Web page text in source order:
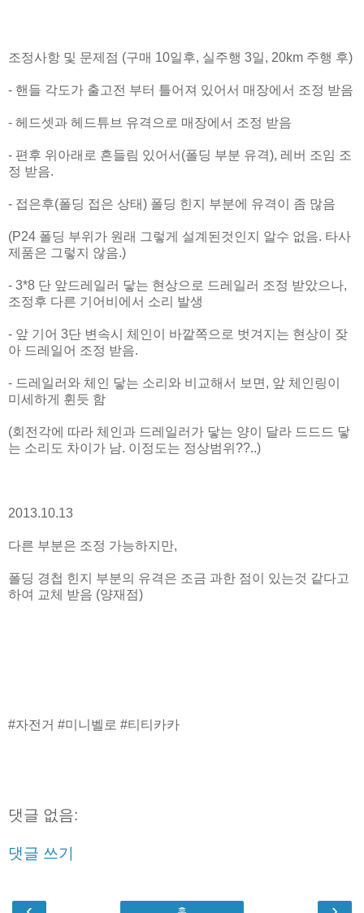
조정사항 및 문제점 (구매 10일후, 실주행 3일, 20km 주행 후)
- 핸들 각도가 출고전 부터 틀어져 있어서 매장에서 조정 받음
- 헤드셋과 헤드튜브 유격으로 매장에서 조정 받음
- 편후 위아래로 흔들림 있어서(폴딩 부분 유격), 레버 조임 조
정 받음.
- 접은후(폴딩 접은 상태) 폴딩 힌지 부분에 유격이 좀 많음
(P24 폴딩 부위가 원래 그렇게 설계된것인지 알수 없음. 타사
제품은 그렇지 않음.)
- 3*8 단 앞드레일러 닿는 현상으로 드레일러 조정 받았으나,
조정후 다른 기어비에서 소리 발생
- 앞 기어 3단 변속시 체인이 바깥쪽으로 벗겨지는 현상이 잦
아 드레일어 조정 받음.
- 드레일러와 체인 닿는 소리와 비교해서 보면, 앞 체인링이
미세하게 휜듯 함
(회전각에 따라 체인과 드레일러가 닿는 양이 달라 드드드 닿
는 소리도 차이가 남. 이정도는 정상범위??..)
2013.10.13
다른 부분은 조정 가능하지만,
폴딩 경첩 힌지 부분의 유격은 조금 과한 점이 있는것 같다고
하여 교체 받음 (양재점)
#자전거 #미니벨로 #티티카카
댓글 없음:
댓글 쓰기